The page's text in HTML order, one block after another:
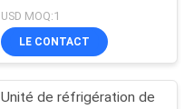
USD MOQ:1
LE CONTACT
Unité de réfrigération de